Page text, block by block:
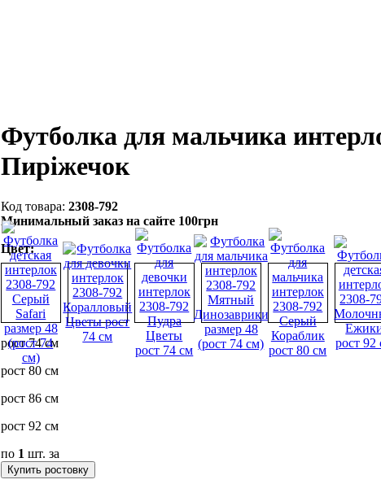
Футболка для мальчика
Пиріжечок
2308-792
Минимальный заказ на сайте 100грн
Цвет:
рост 74 см
рост 80 см
рост 86 см
рост 92 см
по 1 шт. за
Купить ростовку